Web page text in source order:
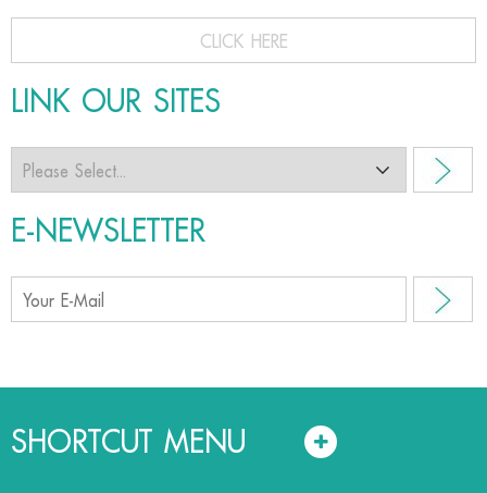
CLICK HERE
LINK OUR SITES
E-NEWSLETTER
SHORTCUT MENU